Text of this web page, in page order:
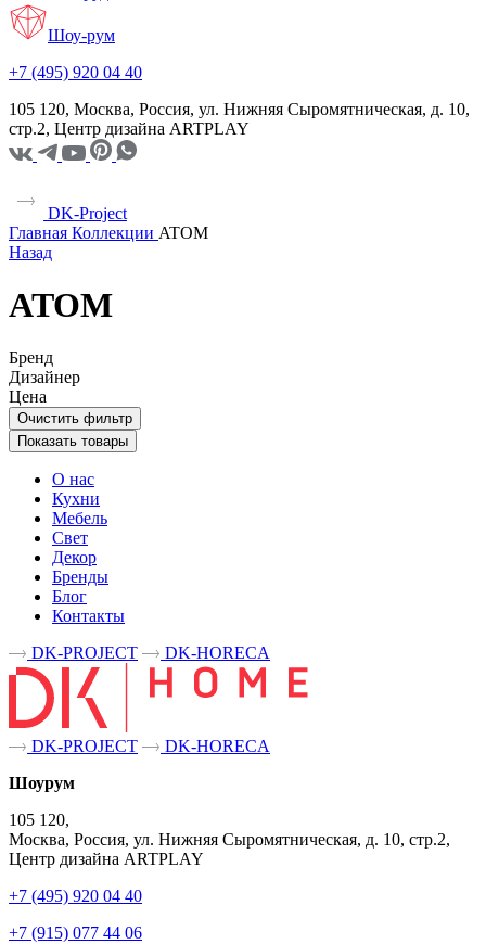
Шоу-рум
+7 (495) 920 04 40
105 120, Москва, Россия, ул. Нижняя Сыромятническая, д. 10,
стр.2, Центр дизайна ARTPLAY
DK-Project
Главная Коллекции ATOM
Назад
ATOM
Бренд
Дизайнер
Цена
Очистить фильтр
Показать товары
О нас
Кухни
Мебель
Свет
Декор
Бренды
Блог
Контакты
DK-PROJECT
DK-HORECA
DK-PROJECT
DK-HORECA
Шоурум
105 120,
Москва, Россия, ул. Нижняя Сыромятническая, д. 10, стр.2,
Центр дизайна ARTPLAY
+7 (495) 920 04 40
+7 (915) 077 44 06